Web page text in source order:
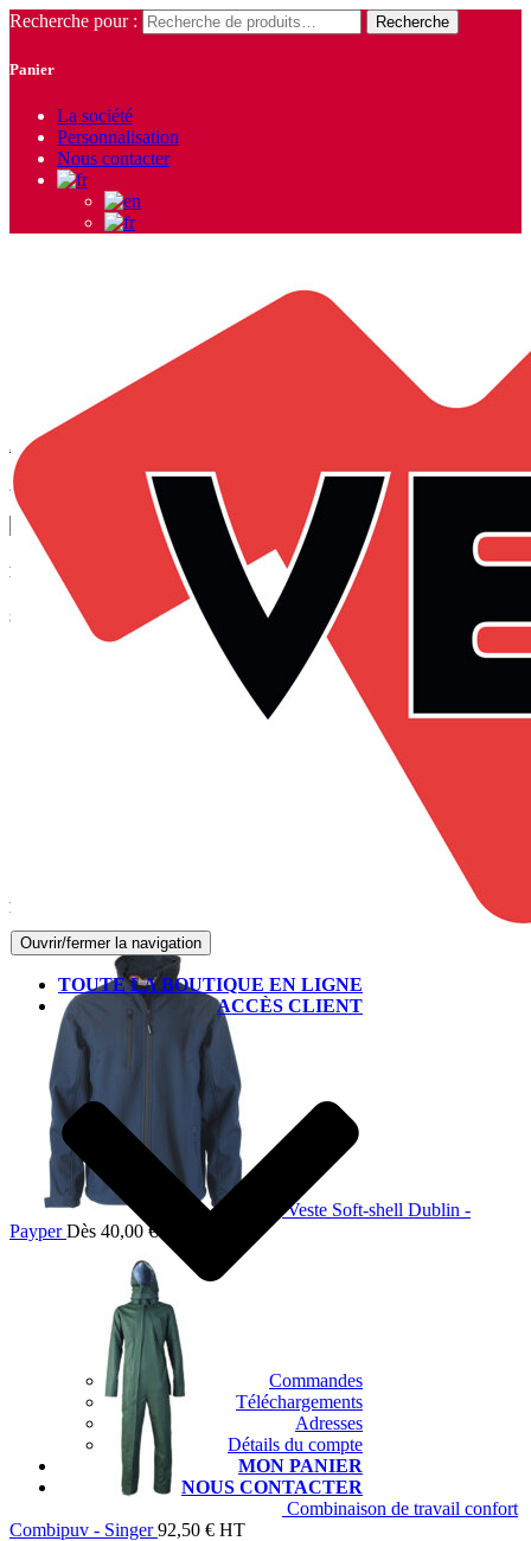
Recherche pour : Recherche
Panier
La société
Personnalisation
Nous contacter
Ouvrir/fermer la navigation
TOUTE LA BOUTIQUE EN LIGNE
ACCÈS CLIENT
Commandes
Téléchargements
Adresses
Détails du compte
MON PANIER
NOUS CONTACTER
Worker
Accueil
Affichage de 1–9 sur 10 résultats
Panier
Suivez-nous sur Facebook
Produits les mieux notés
Veste Soft-shell Dublin -
Payper Dès 40,00€HT
Combinaison de travail confort
Combipuv - Singer 92,50 € HT